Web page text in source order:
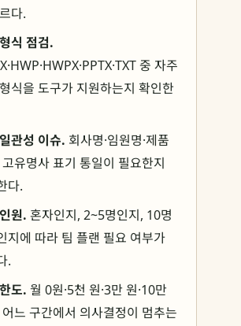
다.
식 점검.
중 자주
식을 도구가 지원하는지 확인한
관성 이슈. 회사명·임원명·제품
유명사 표기 통일이 필요한지
다.
원. 혼자인지, 2~5명인지, 10명
지에 따라 팀 플랜 필요 여부가
.
도. 월 0원·5천 원·3만 원·10만
느 구간에서 의사결정이 멈추는